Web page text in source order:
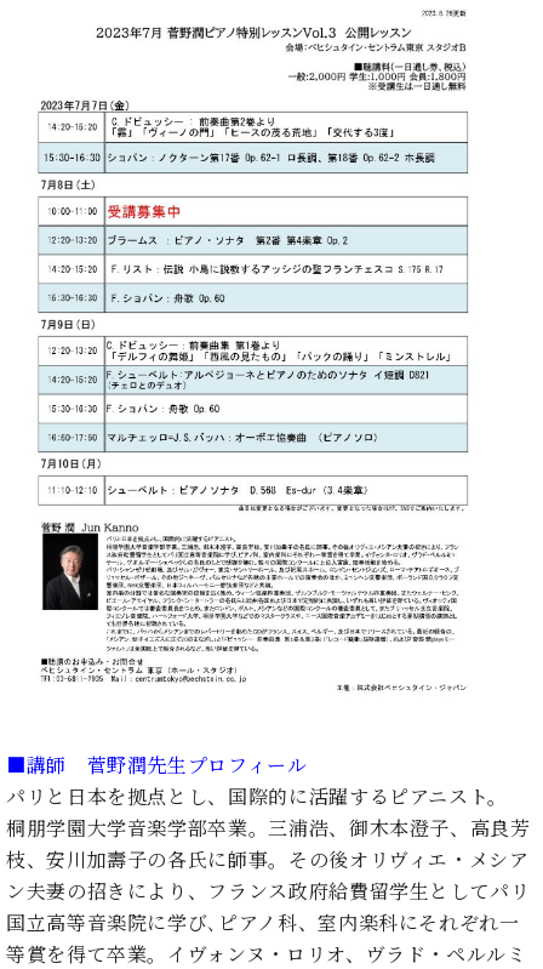
ィ
ン
ホ
フ
マ
ン
ヴ
ィ
ジ
ョ
ン
C.BECHSTEIN
ヒ
シ
ュ
タ
イ
ン
タ
ル)
ッ
フ
ご
挨
拶
技
術
者
紹
介
展示
情報
【ユ
ーロ
ピア
ノ特
選中
古】
イ
ベ
ト
王
子
工
房
ブ
ロ
グ
ア
■講師 菅野潤先生プロフィール
パリと日本を拠点とし、国際的に活躍するピアニスト。
桐朋学園大学音楽学部卒業。三浦浩、御木本澄子、高良芳
枝、安川加壽子の各氏に師事。その後オリヴィエ・メシア
ン夫妻の招きにより、フランス政府給費留学生としてパリ
国立高等音楽院に学び､ピアノ科、室内楽科にそれぞれ一
等賞を得て卒業。イヴォンヌ・ロリオ、ヴラド・ペルルミ